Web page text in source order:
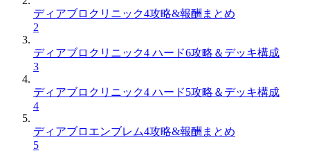
ディアブロクリニック4攻略&報酬まとめ
2
ディアブロクリニック4 ハード6攻略＆デッキ構成
3
ディアブロクリニック4 ハード5攻略＆デッキ構成
4
ディアブロエンブレム4攻略&報酬まとめ
5